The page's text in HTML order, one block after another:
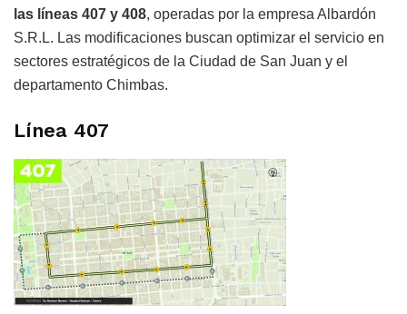
las líneas 407 y 408, operadas por la empresa Albardón
S.R.L. Las modificaciones buscan optimizar el servicio en
sectores estratégicos de la Ciudad de San Juan y el
departamento Chimbas.
Línea 407